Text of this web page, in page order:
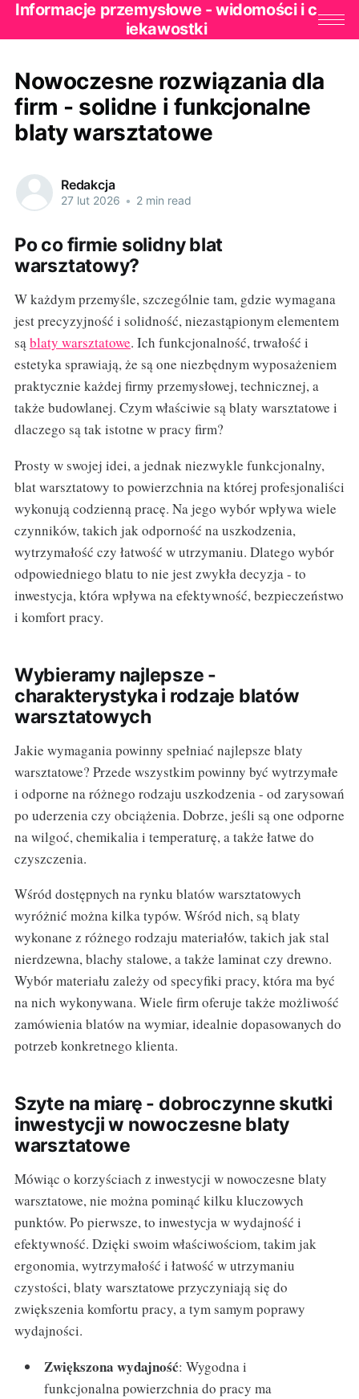
Informacje przemysłowe - widomości i c
iekawostki
Nowoczesne rozwiązania dla
firm - solidne i funkcjonalne
blaty warsztatowe
Redakcja
27 lut 2026 • 2 min read
Po co firmie solidny blat
warsztatowy?
W każdym przemyśle, szczególnie tam, gdzie wymagana
jest precyzyjność i solidność, niezastąpionym elementem
sąblaty warsztatowe. Ich funkcjonalność, trwałość i
estetyka sprawiają, że są one niezbędnym wyposażeniem
praktycznie każdej firmy przemysłowej, technicznej, a
także budowlanej. Czym właściwie są blaty warsztatowe i
dlaczego są tak istotne w pracy firm?
Prosty w swojej idei, a jednak niezwykle funkcjonalny,
blat warsztatowy to powierzchnia na której profesjonaliści
wykonują codzienną pracę. Na jego wybór wpływa wiele
czynników, takich jak odporność na uszkodzenia,
wytrzymałość czy łatwość w utrzymaniu. Dlatego wybór
odpowiedniego blatu to nie jest zwykła decyzja - to
inwestycja, która wpływa na efektywność, bezpieczeństwo
i komfort pracy.
Wybieramy najlepsze -
charakterystyka i rodzaje blatów
warsztatowych
Jakie wymagania powinny spełniać najlepsze blaty
warsztatowe? Przede wszystkim powinny być wytrzymałe
i odporne na różnego rodzaju uszkodzenia - od zarysowań
po uderzenia czy obciążenia. Dobrze, jeśli są one odporne
na wilgoć, chemikalia i temperaturę, a także łatwe do
czyszczenia.
Wśród dostępnych na rynku blatów warsztatowych
wyróżnić można kilka typów. Wśród nich, są blaty
wykonane z różnego rodzaju materiałów, takich jak stal
nierdzewna, blachy stalowe, a także laminat czy drewno.
Wybór materiału zależy od specyfiki pracy, która ma być
na nich wykonywana. Wiele firm oferuje także możliwość
zamówienia blatów na wymiar, idealnie dopasowanych do
potrzeb konkretnego klienta.
Szyte na miarę - dobroczynne skutki
inwestycji w nowoczesne blaty
warsztatowe
Mówiąc o korzyściach z inwestycji w nowoczesne blaty
warsztatowe, nie można pominąć kilku kluczowych
punktów. Po pierwsze, to inwestycja w wydajność i
efektywność. Dzięki swoim właściwościom, takim jak
ergonomia, wytrzymałość i łatwość w utrzymaniu
czystości, blaty warsztatowe przyczyniają się do
zwiększenia komfortu pracy, a tym samym poprawy
wydajności.
Zwiększona wydajność: Wygodna i
funkcjonalna powierzchnia do pracy ma